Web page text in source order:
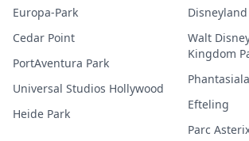
Europa-Park
Cedar Point
PortAventura Park
Universal Studios Hollywood
Heide Park
Walt
Kingdom
Efteling
Parc